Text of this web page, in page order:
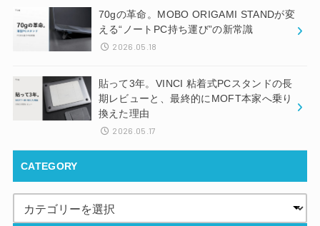
70gの革命。MOBO ORIGAMI STANDが変
える“ノートPC持ち運び”の新常識
2026.05.18
貼って3年。VINCI 粘着式PCスタンドの長
期レビューと、最終的にMOFT本家へ乗り
換えた理由
2026.05.17
CATEGORY